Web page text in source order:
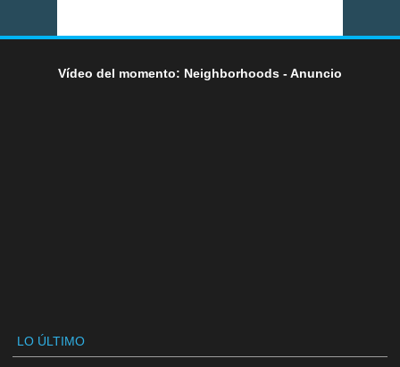
Vídeo del momento: Neighborhoods - Anuncio
LO ÚLTIMO